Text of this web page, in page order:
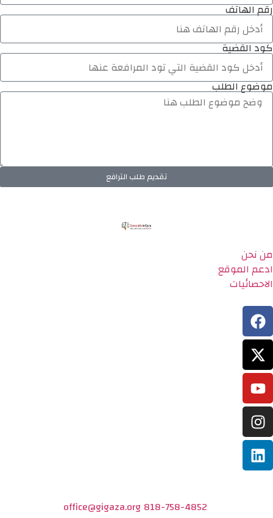
رقم الهاتف
كود القضية
موضوع الطلب
تقديم طلب الترافع
من نحن
ادعم الموقع
الاحصائيات
818-758-4852
office@gigaza.org